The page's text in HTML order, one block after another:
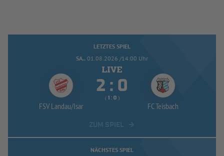
LETZTES SPIEL
SA.. 01.08.2026 /14:00 Uhr
FSV Landau/Isar
 : 
(  :  )
FC Teisbach
NÄCHSTES SPIEL